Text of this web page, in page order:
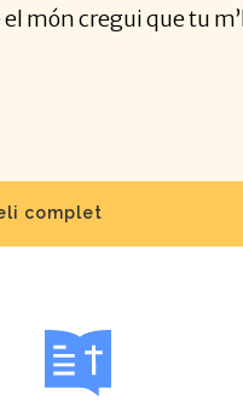
món cregui que tu
complet